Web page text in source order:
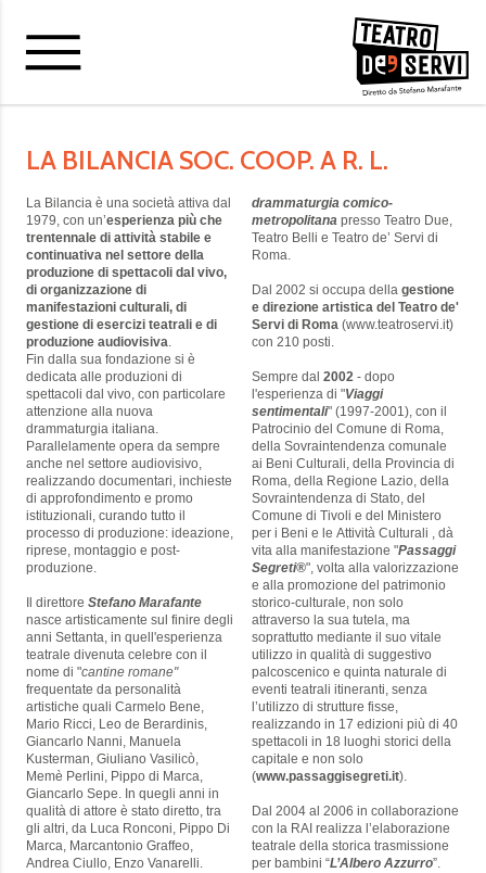
LA BILANCIA SOC. COOP. A R. L.
La Bilancia è una società attiva dal
1979, con un’esperienza più che
trentennale di attività stabile e
continuativa nel settore della
produzione di spettacoli dal vivo,
di organizzazione di
manifestazioni culturali, di
gestione di esercizi teatrali e di
produzione audiovisiva.
Fin dalla sua fondazione si è
dedicata alle produzioni di
spettacoli dal vivo, con particolare
attenzione alla nuova
drammaturgia italiana.
Parallelamente opera da sempre
anche nel settore audiovisivo,
realizzando documentari, inchieste
di approfondimento e promo
istituzionali, curando tutto il
processo di produzione: ideazione,
riprese, montaggio e post-
produzione.
Il direttore Stefano Marafante
nasce artisticamente sul finire degli
anni Settanta, in quell'esperienza
teatrale divenuta celebre con il
nome di "cantine romane"
frequentate da personalità
artistiche quali Carmelo Bene,
Mario Ricci, Leo de Berardinis,
Giancarlo Nanni, Manuela
Kusterman, Giuliano Vasilicò,
Memè Perlini, Pippo di Marca,
Giancarlo Sepe. In quegli anni in
qualità di attore è stato diretto, tra
gli altri, da Luca Ronconi, Pippo Di
Marca, Marcantonio Graffeo,
Andrea Ciullo, Enzo Vanarelli.
drammaturgia comico-
metropolitana presso Teatro Due,
Teatro Belli e Teatro de’ Servi di
Roma.
Dal 2002 si occupa della gestione
e direzione artistica del Teatro de'
Servi di Roma (www.teatroservi.it)
con 210 posti.
Sempre dal 2002 - dopo
l'esperienza di "Viaggi
sentimentali" (1997-2001), con il
Patrocinio del Comune di Roma,
della Sovraintendenza comunale
ai Beni Culturali, della Provincia di
Roma, della Regione Lazio, della
Sovraintendenza di Stato, del
Comune di Tivoli e del Ministero
per i Beni e le Attività Culturali , dà
vita alla manifestazione "Passaggi
Segreti®", volta alla valorizzazione
e alla promozione del patrimonio
storico-culturale, non solo
attraverso la sua tutela, ma
soprattutto mediante il suo vitale
utilizzo in qualità di suggestivo
palcoscenico e quinta naturale di
eventi teatrali itineranti, senza
l’utilizzo di strutture fisse,
realizzando in 17 edizioni più di 40
spettacoli in 18 luoghi storici della
capitale e non solo
(www.passaggisegreti.it).
Dal 2004 al 2006 in collaborazione
con la RAI realizza l’elaborazione
teatrale della storica trasmissione
per bambini “L’Albero Azzurro”.